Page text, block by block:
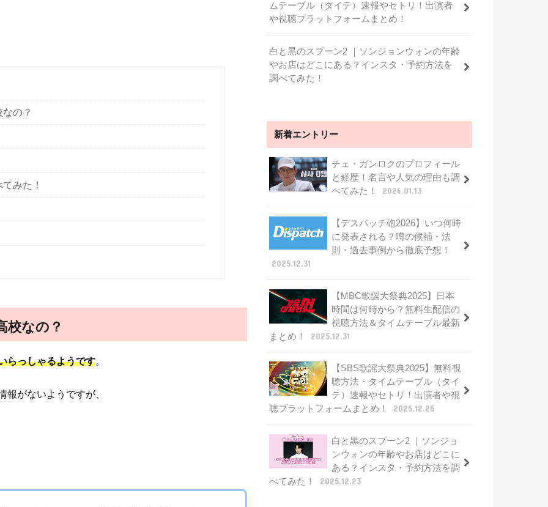
の？
みた！
校なの？
らっしゃるようです。
がないようですが、
ムテーブル（タイテ）速報やセトリ！出演者
や視聴プラットフォームまとめ！
白と黒のスプーン2 ｜ソンジョンウォンの年齢
やお店はどこにある？インスタ・予約方法を
調べてみた！
新着エントリー
チェ・ガンロクのプロフィール
と経歴！名言や人気の理由も調
べてみた！
2026.01.13
【デスパッチ砲2026】いつ何時
に発表される？噂の候補・法
則・過去事例から徹底予想！
2025.12.31
【MBC歌謡大祭典2025】日本
時間は何時から？無料生配信の
視聴方法＆タイムテーブル最新
まとめ！
2025.12.31
【SBS歌謡大祭典2025】無料視
聴方法・タイムテーブル（タイ
テ）速報やセトリ！出演者や視
聴プラットフォームまとめ！
2025.12.25
白と黒のスプーン2 ｜ソンジョ
ンウォンの年齢やお店はどこに
ある？インスタ・予約方法を調
べてみた！
2025.12.23